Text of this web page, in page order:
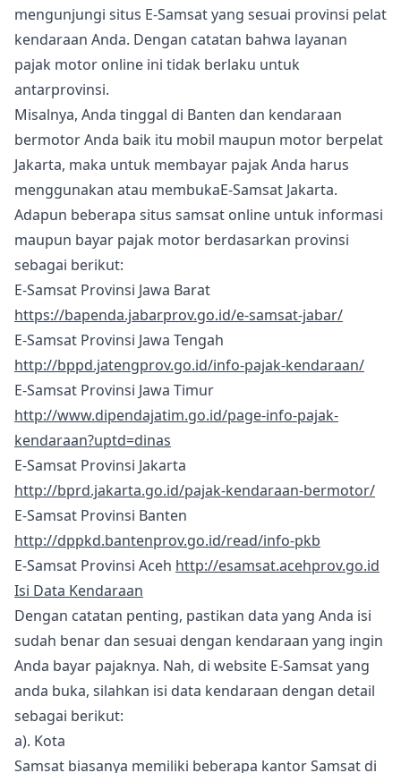
mengunjungi situs E-Samsat yang sesuai provinsi pelat
kendaraan Anda. Dengan catatan bahwa layanan
pajak motor online ini tidak berlaku untuk
antarprovinsi.
Misalnya, Anda tinggal di Banten dan kendaraan
bermotor Anda baik itu mobil maupun motor berpelat
Jakarta, maka untuk membayar pajak Anda harus
menggunakan atau membukaE-Samsat Jakarta.
Adapun beberapa situs samsat online untuk informasi
maupun bayar pajak motor berdasarkan provinsi
sebagai berikut:
E-Samsat Provinsi Jawa Barat
https://bapenda.jabarprov.go.id/e-samsat-jabar/
E-Samsat Provinsi Jawa Tengah
http://bppd.jatengprov.go.id/info-pajak-kendaraan/
E-Samsat Provinsi Jawa Timur
http://www.dipendajatim.go.id/page-info-pajak-
kendaraan?uptd=dinas
E-Samsat Provinsi Jakarta
http://bprd.jakarta.go.id/pajak-kendaraan-bermotor/
E-Samsat Provinsi Banten
http://dppkd.bantenprov.go.id/read/info-pkb
E-Samsat Provinsi Aceh http://esamsat.acehprov.go.id
Isi Data Kendaraan
Dengan catatan penting, pastikan data yang Anda isi
sudah benar dan sesuai dengan kendaraan yang ingin
Anda bayar pajaknya. Nah, di website E-Samsat yang
anda buka, silahkan isi data kendaraan dengan detail
sebagai berikut:
a). Kota
Samsat biasanya memiliki beberapa kantor Samsat di